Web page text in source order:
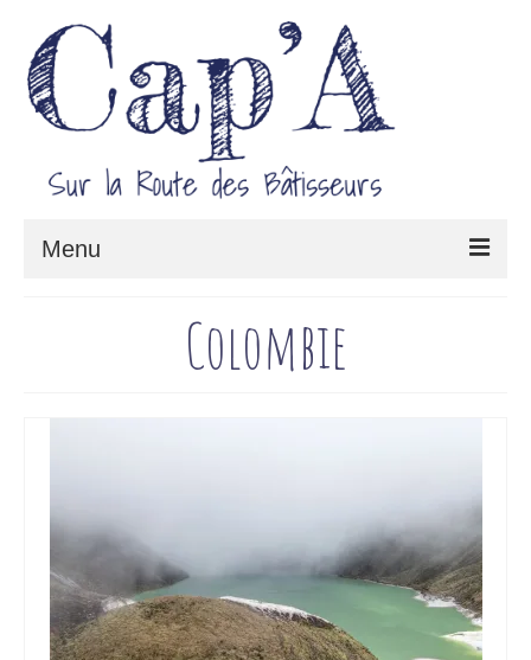
Menu
Architecture & Savoir-faireColombie